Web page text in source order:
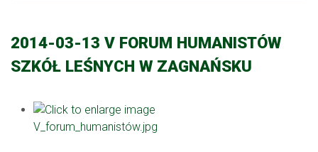
2014-03-13 V FORUM HUMANISTÓW
SZKÓŁ LEŚNYCH W ZAGNAŃSKU